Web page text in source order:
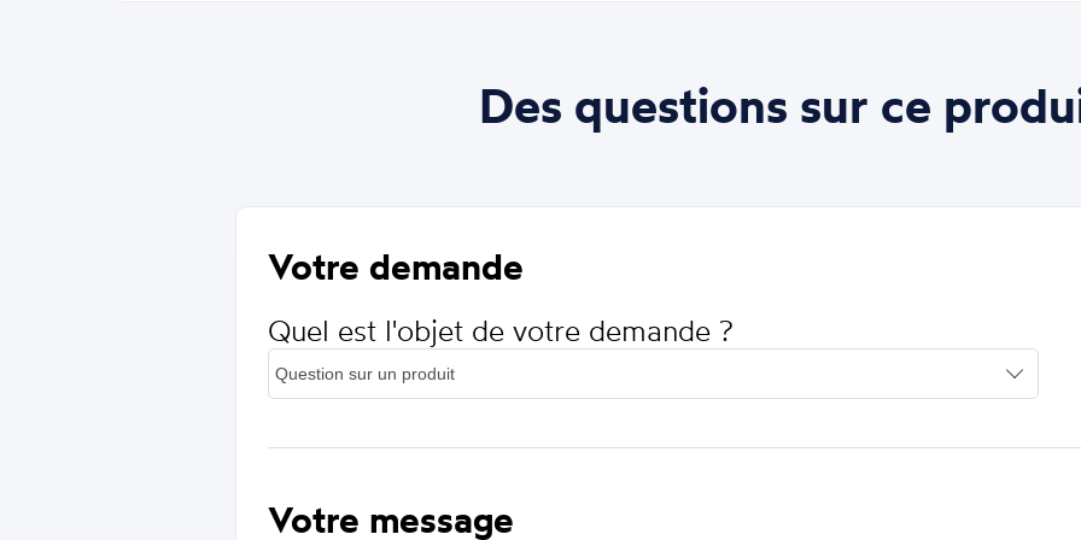
Des questions sur ce
Votre demande
Quel est l'objet de votre demande ?
Votre message